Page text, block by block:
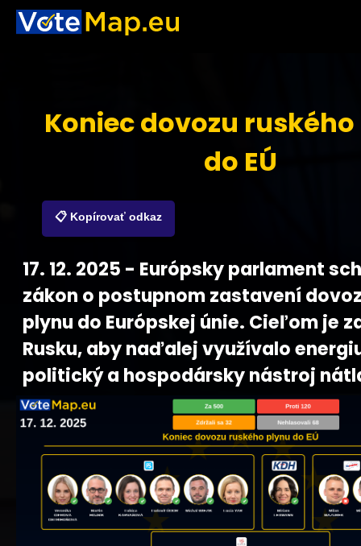
Koniec dovozu
do EÚ
📋 Kopírovať odkaz
17. 12. 2025 - Európsky parlament
zákon o postupnom zastavení
plynu do Európskej únie. Cieľom je
Rusku, aby naďalej využívalo
politický a hospodársky nástroj